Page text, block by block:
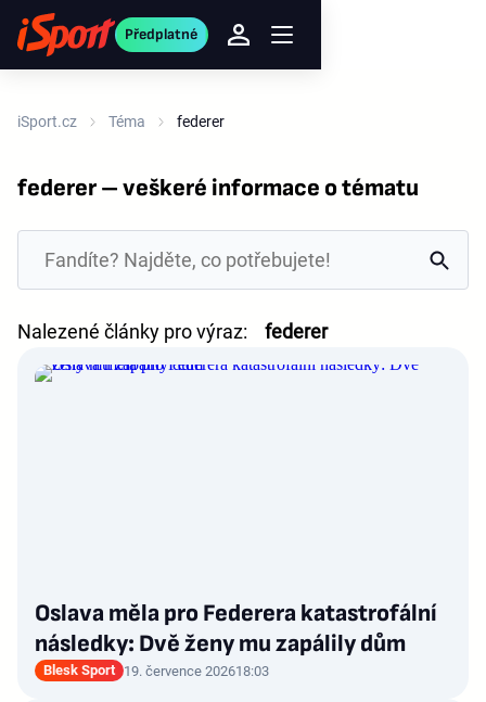
Předplatné
iSport.cz Téma federer
federer – veškeré informace o tématu
Nalezené články pro výraz: federer
Oslava měla pro Federera katastrofální
následky: Dvě ženy mu zapálily dům
Blesk Sport 19. července 202618:03